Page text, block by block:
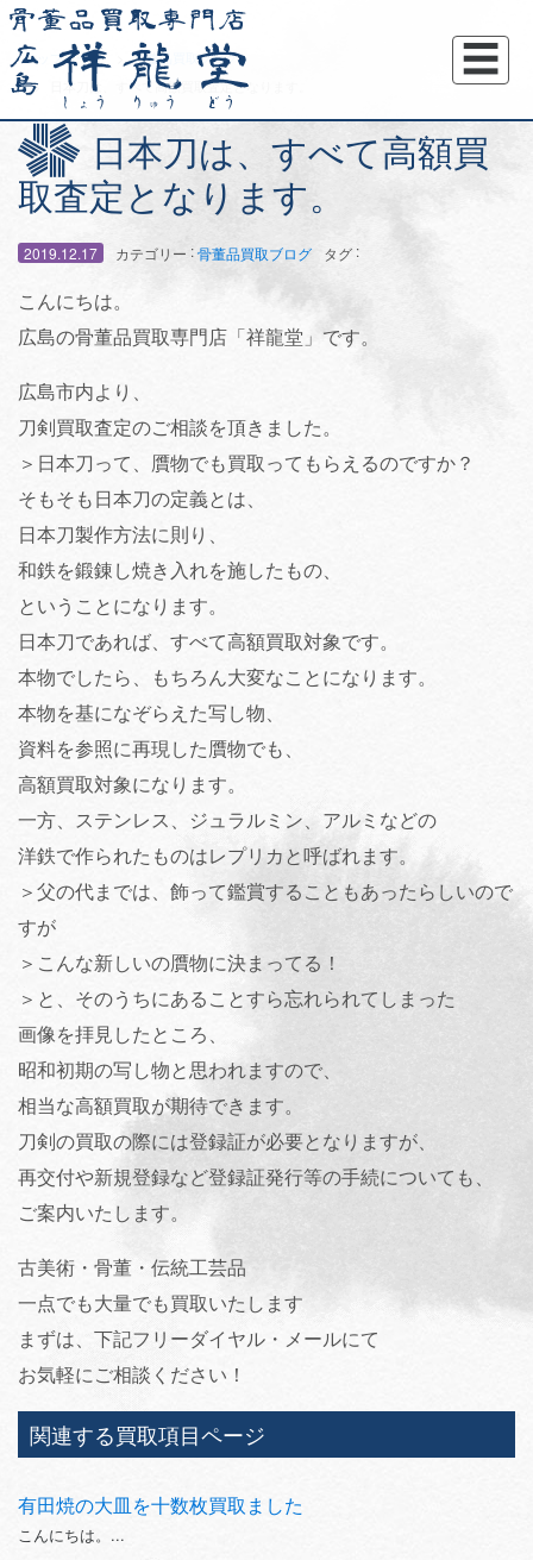
☰
トップページ
骨董品買取ブログ
日本刀は、すべて高額買取査定となります。
日本刀は、すべて高額買
取査定となります。
2019.12.17 カテゴリー :骨董品買取ブログ タグ :
こんにちは。
広島の骨董品買取専門店「祥龍堂」です。
広島市内より、
刀剣買取査定のご相談を頂きました。
＞日本刀って、贋物でも買取ってもらえるのですか？
そもそも日本刀の定義とは、
日本刀製作方法に則り、
和鉄を鍛錬し焼き入れを施したもの、
ということになります。
日本刀であれば、すべて高額買取対象です。
本物でしたら、もちろん大変なことになります。
本物を基になぞらえた写し物、
資料を参照に再現した贋物でも、
高額買取対象になります。
一方、ステンレス、ジュラルミン、アルミなどの
洋鉄で作られたものはレプリカと呼ばれます。
＞父の代までは、飾って鑑賞することもあったらしいので
すが
＞こんな新しいの贋物に決まってる！
＞と、そのうちにあることすら忘れられてしまった
画像を拝見したところ、
昭和初期の写し物と思われますので、
相当な高額買取が期待できます。
刀剣の買取の際には登録証が必要となりますが、
再交付や新規登録など登録証発行等の手続についても、
ご案内いたします。
古美術・骨董・伝統工芸品
一点でも大量でも買取いたします
まずは、下記フリーダイヤル・メールにて
お気軽にご相談ください！
関連する買取項目ページ
有田焼の大皿を十数枚買取ました
こんにちは。...